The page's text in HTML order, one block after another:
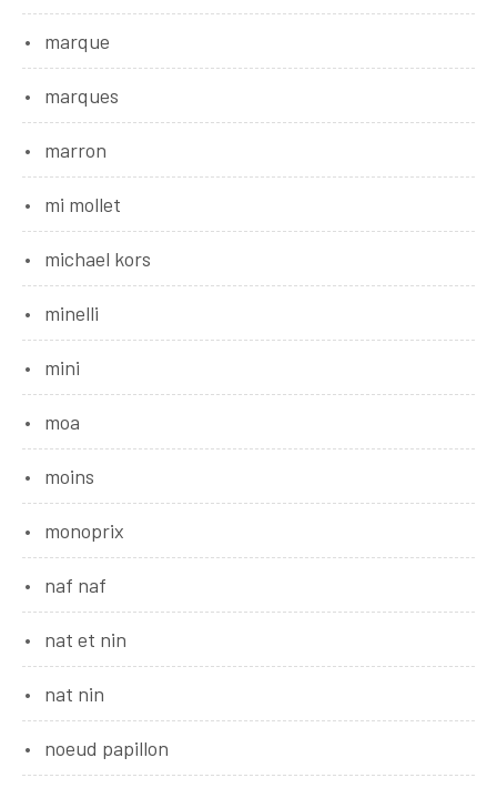
marque
marques
marron
mi mollet
michael kors
minelli
mini
moa
moins
monoprix
naf naf
nat et nin
nat nin
noeud papillon